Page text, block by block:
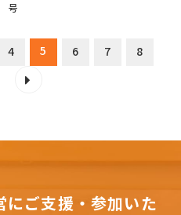
号
4 5 6 7
8
にご支援・参加いた